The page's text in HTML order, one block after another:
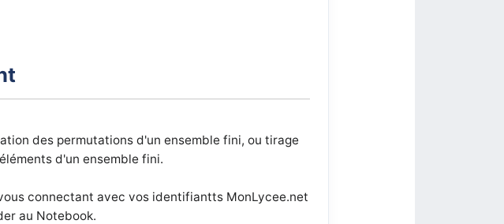
des permutations d'un ensemble fini, ou tirage
d'un ensemble fini.
connectant avec vos identifiantts MonLycee.net
au Notebook.